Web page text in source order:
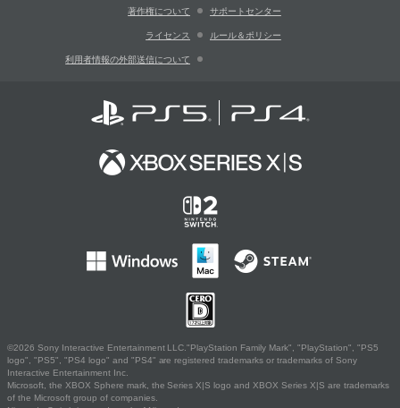
著作権について サポートセンター
ライセンス ルール＆ポリシー
利用者情報の外部送信について
©2026 Sony Interactive Entertainment LLC."PlayStation Family Mark", "PlayStation", "PS5
logo", "PS5", "PS4 logo" and "PS4" are registered trademarks or trademarks of Sony
Interactive Entertainment Inc.
Microsoft, the XBOX Sphere mark, the Series X|S logo and XBOX Series X|S are trademarks
of the Microsoft group of companies.